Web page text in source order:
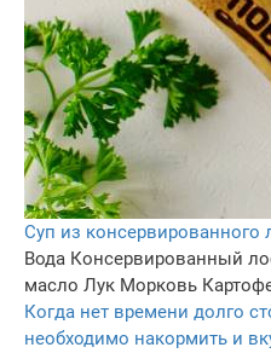
Суп из консервированного
Вода Консервированный
масло Лук Морковь
Когда нет времени долго
необходимо накормить и